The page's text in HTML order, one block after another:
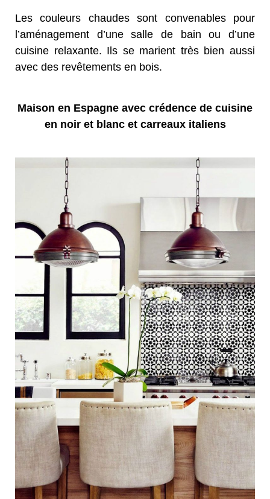
Les couleurs chaudes sont convenables pour
l’aménagement d’une salle de bain ou d’une
cuisine relaxante. Ils se marient très bien aussi
avec des revêtements en bois.
Maison en Espagne avec crédence de cuisine
en noir et blanc et carreaux italiens